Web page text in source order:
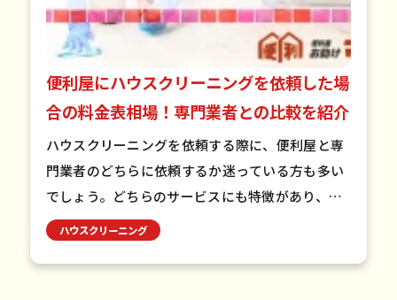
便利屋にハウスクリーニングを依頼した場
合の料金表相場！専門業者との比較を紹介
ハウスクリーニングを依頼する際に、便利屋と専
門業者のどちらに依頼するか迷っている方も多い
でしょう。どちらのサービスにも特徴があり、違
いを理解したうえで利用するとより便利に依頼で
ハウスクリーニング